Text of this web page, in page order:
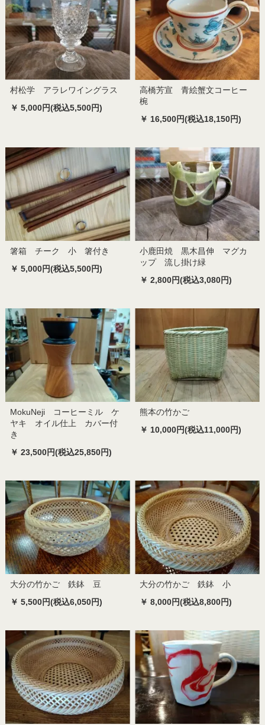
村松学 アラレワイングラス
￥ 5,000円(税込5,500円)
高橋芳宣 青絵蟹文コーヒー
椀
￥ 16,500円(税込18,150円)
箸箱 チーク 小 箸付き
￥ 5,000円(税込5,500円)
小鹿田焼 黒木昌伸 マグカ
ップ 流し掛け緑
￥ 2,800円(税込3,080円)
MokuNeji コーヒーミル ケ
ヤキ オイル仕上 カバー付
き
￥ 23,500円(税込25,850円)
熊本の竹かご
￥ 10,000円(税込11,000円)
大分の竹かご 鉄鉢 豆
￥ 5,500円(税込6,050円)
大分の竹かご 鉄鉢 小
￥ 8,000円(税込8,800円)